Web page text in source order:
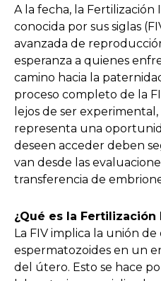
A la fecha, la Fertilización
conocida por sus siglas
avanzada de
esperanza a quienes
camino hacia la
proceso completo de la
lejos de ser
representa una
deseen acceder deben
van desde las
transferencia de
¿Qué es la Fertilización
La FIV implica la unión de
espermatozoides en un
del útero. Esto se hace